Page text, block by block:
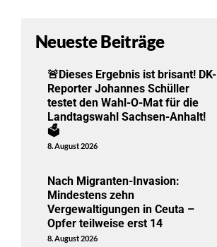
Neueste Beiträge
🚨Dieses Ergebnis ist brisant! DK-
Reporter Johannes Schüller
testet den Wahl-O-Mat für die
Landtagswahl Sachsen-Anhalt!
🗳️
8. August 2026
Nach Migranten-Invasion:
Mindestens zehn
Vergewaltigungen in Ceuta –
Opfer teilweise erst 14
8. August 2026